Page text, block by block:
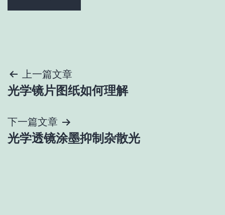
文
章
导
航
上一篇文章
光学镜片图纸如何理解
下一篇文章
光学透镜涂墨抑制杂散光